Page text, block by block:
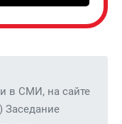
в СМИ, на сайте
Заседание